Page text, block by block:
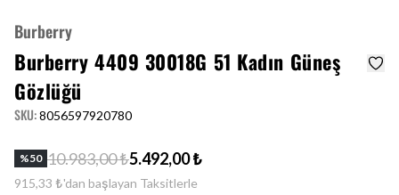
Burberry
Burberry 4409 30018G 51 Kadın Güneş
Gözlüğü
SKU:8056597920780
%50 10.983,00 ₺5.492,00 ₺
915,33 ₺'dan başlayan Taksitlerle